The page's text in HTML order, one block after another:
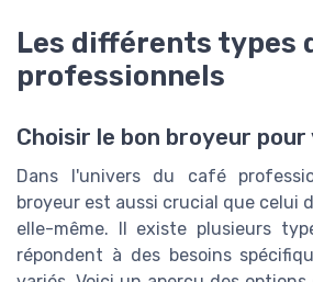
Les différents types
professionnels
Choisir le bon broyeur
Dans l'univers du café
broyeur est aussi crucial que celui
elle-même. Il existe plusieurs
répondent à des besoins